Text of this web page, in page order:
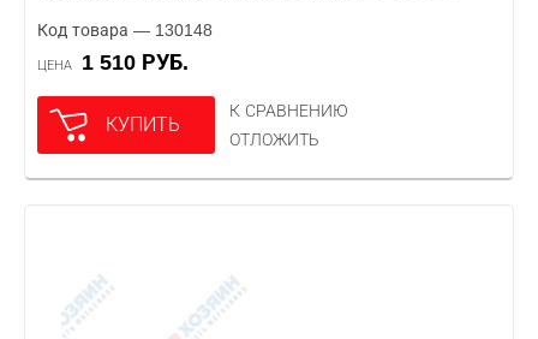
Код товара — 130148
ЦЕНА 1 510 РУБ.
КУПИТЬ
К СРАВНЕНИЮ
ОТЛОЖИТЬ